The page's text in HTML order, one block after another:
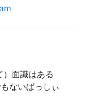
）面識はある
ないばっしぃ